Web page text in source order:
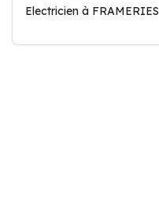
Electricien à FRAMERIES